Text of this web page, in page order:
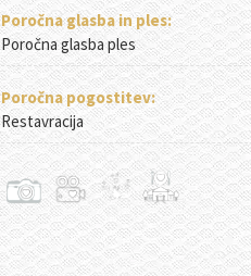
Poročna glasba in ples:
Poročna glasba ples
Poročna pogostitev:
Restavracija